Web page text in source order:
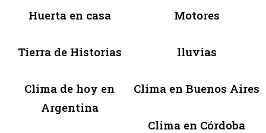
Huerta en casa Motores
Tierra de Historias lluvias
Clima de hoy en
Argentina
Clima en Buenos Aires
Clima en Córdoba